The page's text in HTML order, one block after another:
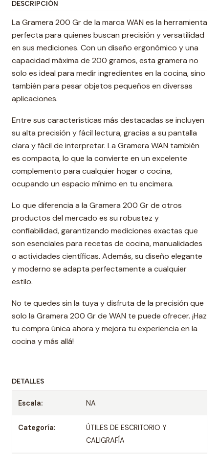
DESCRIPCIÓN
La Gramera 200 Gr de la marca WAN es la herramienta
perfecta para quienes buscan precisión y versatilidad
en sus mediciones. Con un diseño ergonómico y una
capacidad máxima de 200 gramos, esta gramera no
solo es ideal para medir ingredientes en la cocina, sino
también para pesar objetos pequeños en diversas
aplicaciones.
Entre sus características más destacadas se incluyen
su alta precisión y fácil lectura, gracias a su pantalla
clara y fácil de interpretar. La Gramera WAN también
es compacta, lo que la convierte en un excelente
complemento para cualquier hogar o cocina,
ocupando un espacio mínimo en tu encimera.
Lo que diferencia a la Gramera 200 Gr de otros
productos del mercado es su robustez y
confiabilidad, garantizando mediciones exactas que
son esenciales para recetas de cocina, manualidades
o actividades científicas. Además, su diseño elegante
y moderno se adapta perfectamente a cualquier
estilo.
No te quedes sin la tuya y disfruta de la precisión que
solo la Gramera 200 Gr de WAN te puede ofrecer. ¡Haz
tu compra única ahora y mejora tu experiencia en la
cocina y más allá!
DETALLES
Escala: NA
Categoría:
ÚTILES DE ESCRITORIO Y
CALIGRAFÍA